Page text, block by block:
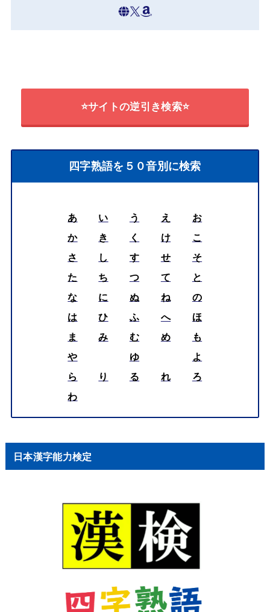
⭐サイトの逆引き検索⭐
四字熟語を５０音別に検索
あ い う え
お
か
き く け
こ
さ
し す せ
そ
た
ち つ て
と
な
に ぬ ね
の
は
ひ ふ へ
ほ
ま
み む め
も
や
ゆ
よ
ら
り る れ
ろ
わ
日本漢字能力検定